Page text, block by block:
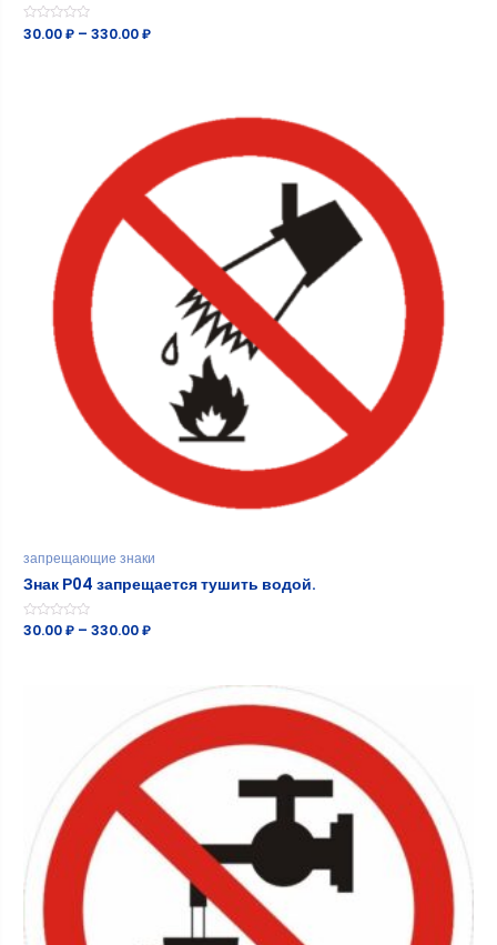
Оценка
0
30.00₽ –330.00₽
запрещающие знаки
Знак Р04 запрещается тушить водой.
Оценка
30.00₽ –330.00₽